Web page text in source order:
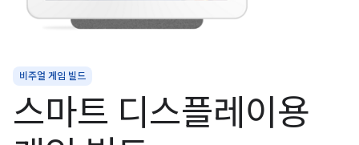
비주얼 게임 빌드
스마트 디스플레이용